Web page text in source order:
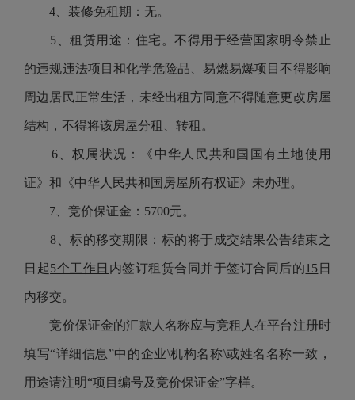
4、装修免租期：无。
5、租赁用途：住宅。不得用于经营国家明令禁止
的违规违法项目和化学危险品、易燃易爆项目不得影响
周边居民正常生活，未经出租方同意不得随意更改房屋
结构，不得将该房屋分租、转租。
6、权属状况：《中华人民共和国国有土地使用
证》和《中华人民共和国房屋所有权证》未办理。
7、竞价保证金：5700元。
8、标的移交期限：标的将于成交结果公告结束之
日起5个工作日 内签订租赁合同并于签订合同后的15 日
内移交。
竞价保证金的汇款人名称应与竞租人在平台注册时
填写“详细信息”中的企业\机构名称\或姓名名称一致，
用途请注明“项目编号及竞价保证金”字样。